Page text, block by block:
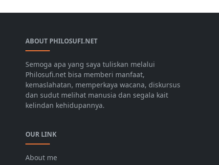
ABOUT PHILOSUFI.NET
Semoga apa yang saya tuliskan melalui
Philosufi.net bisa memberi manfaat,
kemaslahatan, memperkaya wacana, diskursus
dan sudut melihat manusia dan segala kait
kelindan kehidupannya.
OUR LINK
About me